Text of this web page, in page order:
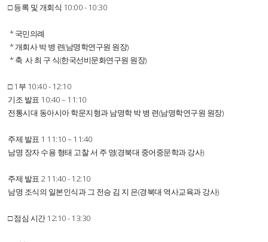
□ 등록 및 개회식 10:00 - 10:30
* 국민의례
* 개회사 박 병 련(남명학연구원 원장)
* 축 사 최 구 식(한국선비문화연구원 원장)
□ 1부 10:40 - 12:10
기조 발표 10:40 – 11:10
전통시대 동아시아 학문지형과 남명학 박 병 련(남명학연구원 원장)
주제 발표 1 11:10 – 11:40
남명 장자 수용 형태 고찰 서 주 영(경북대 중어중문학과 강사)
주제 발표 2 11:40 - 12:10
남명 조식의 일본인식과 그 전승 김 지 은(경북대 역사교육과 강사)
□ 점심 시간 12:10 - 13:30